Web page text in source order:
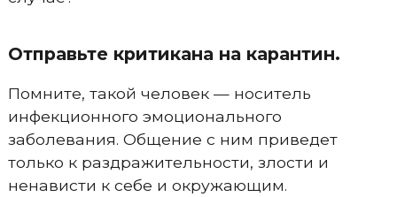
Отправьте критикана на карантин.
Помните, такой человек — носитель
инфекционного эмоционального
заболевания. Общение с ним приведет
только к раздражительности, злости и
ненависти к себе и окружающим.